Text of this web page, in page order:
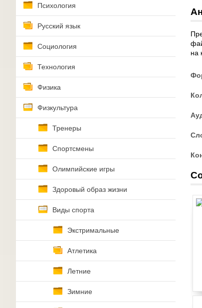
Психология
Русский язык
Социология
Технология
Физика
Физкультура
Тренеры
Спортсмены
Олимпийские игры
Здоровый образ жизни
Виды спорта
Экстримальные
Атлетика
Летние
Зимние
на